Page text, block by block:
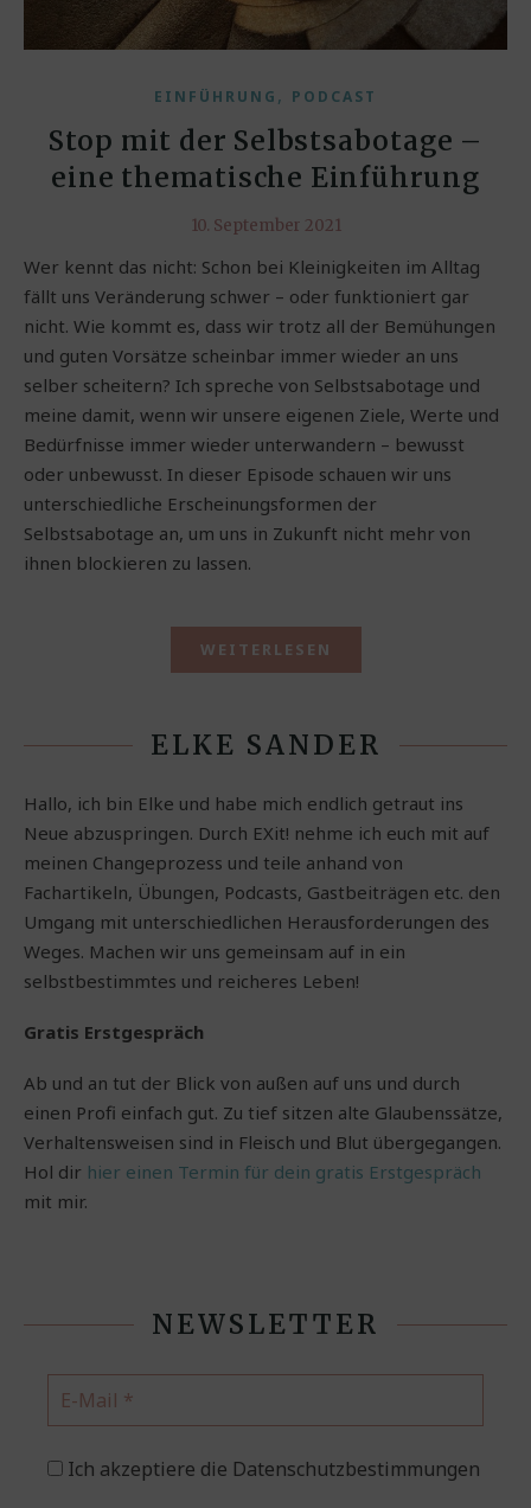
EINFÜHRUNG , PODCAST
Stop mit der Selbstsabotage –
eine thematische Einführung
10. September 2021
Wer kennt das nicht: Schon bei Kleinigkeiten im Alltag
fällt uns Veränderung schwer – oder funktioniert gar
nicht. Wie kommt es, dass wir trotz all der Bemühungen
und guten Vorsätze scheinbar immer wieder an uns
selber scheitern? Ich spreche von Selbstsabotage und
meine damit, wenn wir unsere eigenen Ziele, Werte und
Bedürfnisse immer wieder unterwandern – bewusst
oder unbewusst. In dieser Episode schauen wir uns
unterschiedliche Erscheinungsformen der
Selbstsabotage an, um uns in Zukunft nicht mehr von
ihnen blockieren zu lassen.
WEITERLESEN
ELKE SANDER
Hallo, ich bin Elke und habe mich endlich getraut ins
Neue abzuspringen. Durch EXit! nehme ich euch mit auf
meinen Changeprozess und teile anhand von
Fachartikeln, Übungen, Podcasts, Gastbeiträgen etc. den
Umgang mit unterschiedlichen Herausforderungen des
Weges. Machen wir uns gemeinsam auf in ein
selbstbestimmtes und reicheres Leben!
Gratis Erstgespräch
Ab und an tut der Blick von außen auf uns und durch
einen Profi einfach gut. Zu tief sitzen alte Glaubenssätze,
Verhaltensweisen sind in Fleisch und Blut übergegangen.
Hol dir hier einen Termin für dein gratis Erstgespräch
mit mir.
NEWSLETTER
Ich akzeptiere die Datenschutzbestimmungen